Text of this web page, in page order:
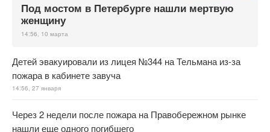
Под мостом в Петербурге нашли мертвую
женщину
14:56, 10 марта
Детей эвакуировали из лицея №344 на Тельмана из-за
пожара в кабинете завуча
14:56, 27 января
Через 2 недели после пожара на Правобережном рынке
нашли еще одного погибшего